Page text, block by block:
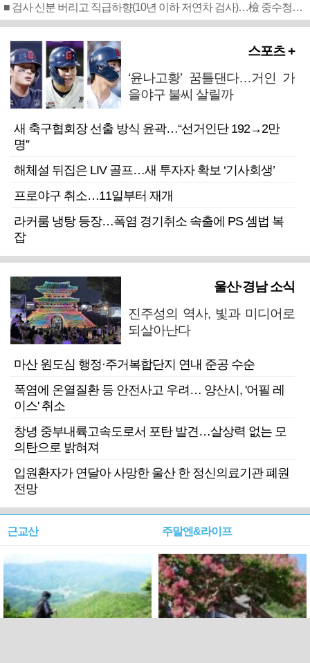
■ 검사 신분 버리고 직급하향(10년 이하 저연차 검사)…檢 중수청행 기피
스포츠 +
‘윤나고황’ 꿈틀댄다…거인 가
을야구 불씨 살릴까
새 축구협회장 선출 방식 윤곽…“선거인단 192→2만
명”
해체설 뒤집은 LIV 골프…새 투자자 확보 ‘기사회생’
프로야구 취소…11일부터 재개
라커룸 냉탕 등장…폭염 경기취소 속출에 PS 셈법 복
잡
울산·경남 소식
진주성의 역사, 빛과 미디어로
되살아난다
마산 원도심 행정·주거복합단지 연내 준공 수순
폭염에 온열질환 등 안전사고 우려… 양산시, '어필 레
이스' 취소
창녕 중부내륙고속도로서 포탄 발견…살상력 없는 모
의탄으로 밝혀져
입원환자가 연달아 사망한 울산 한 정신의료기관 폐원
전망
근교산 주말엔&라이프